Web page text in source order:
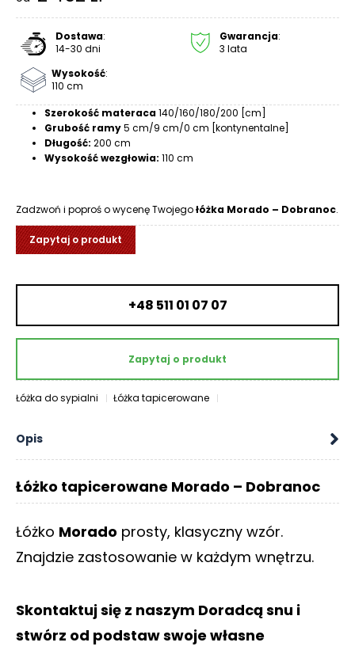
C
Ó
A
T
E
A
N
T
K
B
L
G
W
Z
Dostawa:
14-30 dni
Gwarancja:
3 lata
Wysokość:
110 cm
Szerokość materaca140/160/180/200 [cm]
Grubość ramy5 cm/9 cm/0 cm [kontynentalne]
Długość: 200 cm
Wysokość wezgłowia: 110 cm
Zadzwoń i poproś o wycenę Twojegołóżka Morado – Dobranoc.
Zapytaj o produkt
+48 511 01 07 07
Zapytaj o produkt
Łóżka do sypialni Łóżka tapicerowane
Opis
Łóżko tapicerowane Morado – Dobranoc
Łóżko Morado prosty, klasyczny wzór.
Znajdzie zastosowanie w każdym wnętrzu.
Skontaktuj się z naszym Doradcą snu i
stwórz od podstaw swoje własne